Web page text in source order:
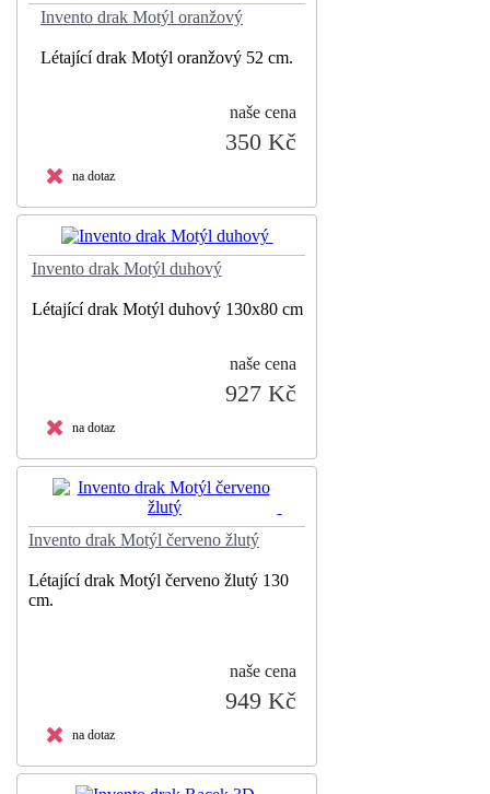
Invento drak Motýl oranžový
Létající drak Motýl oranžový 52 cm.
naše cena
350 Kč
na dotaz
Invento drak Motýl duhový
Létající drak Motýl duhový 130x80 cm
naše cena
927 Kč
na dotaz
Invento drak Motýl červeno žlutý
Létající drak Motýl červeno žlutý 130
cm.
naše cena
949 Kč
na dotaz